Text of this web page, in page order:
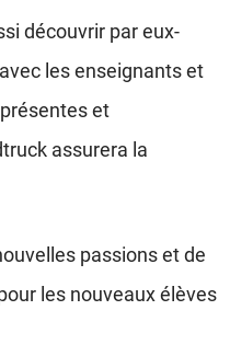
découvrir par eux-
les enseignants et
et
assurera la
passions et de
les nouveaux élèves